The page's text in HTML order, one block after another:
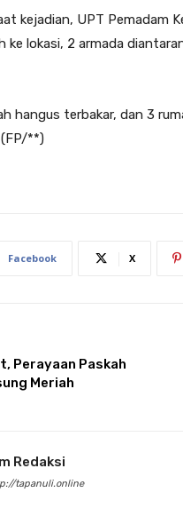
kejadian, UPT Pemadam
ke lokasi, 2 armada
hangus terbakar, dan 3
**)
Facebook X
Perayaan Paskah
Meriah
Redaksi
tapanuli.online